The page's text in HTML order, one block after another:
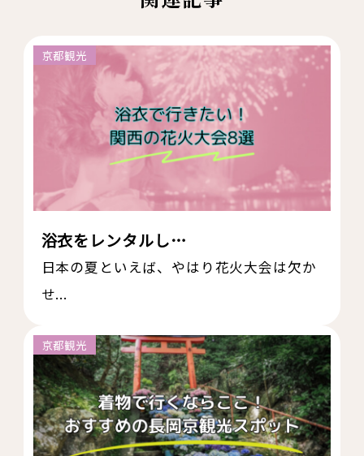
京都観光
浴衣をレンタルし…
日本の夏といえば、やはり花火大会は欠か
せ...
京都観光